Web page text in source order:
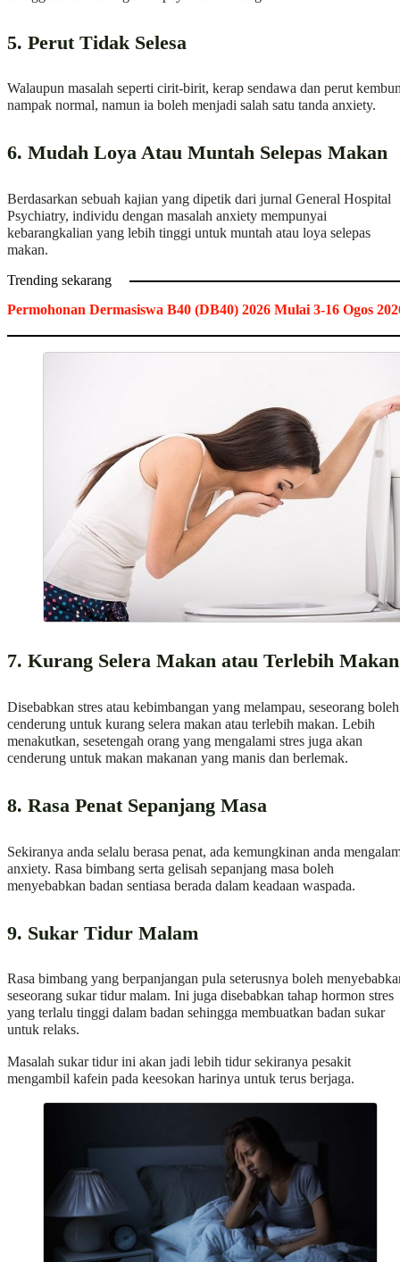
5. Perut Tidak Selesa
Walaupun masalah seperti cirit-birit, kerap sendawa dan perut
nampak normal, namun ia boleh menjadi salah satu tanda anxiety.
6. Mudah Loya Atau Muntah Selepas Makan
Berdasarkan sebuah kajian yang dipetik dari jurnal General Hospital
Psychiatry, individu dengan masalah anxiety mempunyai
kebarangkalian yang lebih tinggi untuk muntah atau loya selepas
makan.
Trending sekarang
Permohonan Dermasiswa B40 (DB40) 2026 Mulai 3-16 Ogos
7. Kurang Selera Makan atau Terlebih Makan
Disebabkan stres atau kebimbangan yang melampau, seseorang boleh
cenderung untuk kurang selera makan atau terlebih makan. Lebih
menakutkan, sesetengah orang yang mengalami stres juga akan
cenderung untuk makan makanan yang manis dan berlemak.
8. Rasa Penat Sepanjang Masa
Sekiranya anda selalu berasa penat, ada kemungkinan anda
anxiety. Rasa bimbang serta gelisah sepanjang masa boleh
menyebabkan badan sentiasa berada dalam keadaan waspada.
9. Sukar Tidur Malam
Rasa bimbang yang berpanjangan pula seterusnya boleh
seseorang sukar tidur malam. Ini juga disebabkan tahap hormon stres
yang terlalu tinggi dalam badan sehingga membuatkan badan sukar
untuk relaks.
Masalah sukar tidur ini akan jadi lebih tidur sekiranya pesakit
mengambil kafein pada keesokan harinya untuk terus berjaga.